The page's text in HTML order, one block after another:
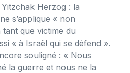
Herzog : la
s’applique « non
que victime du
« à Israël qui se défend ».
souligné : « Nous
la guerre et nous ne la